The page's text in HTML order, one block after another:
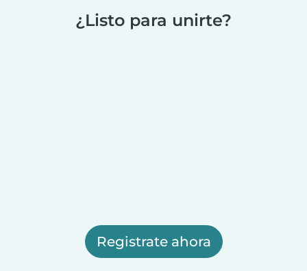
¿Listo para unirte?
Registrate ahora